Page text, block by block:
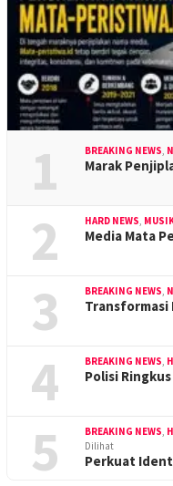
1 BREAKING NEWS
Marak
2 HARD NEWS
Media Mata
3 BREAKING NEWS
4 BREAKING NEWS
Polisi
5 BREAKING NEWS
Dilihat
Perkuat